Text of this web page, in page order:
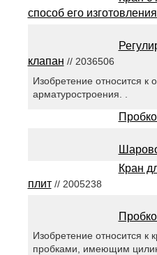
способ его
клапан // 2036506
Изобретение относится к
арматуростроения. .
Кран
плит// 2005238
Изобретение относится к
пробками, имеющим